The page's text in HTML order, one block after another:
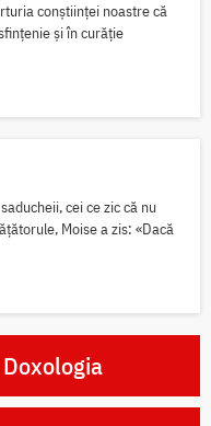
conștiinței noastre că
și în curăție
cei ce zic că nu
Moise a zis: «Dacă